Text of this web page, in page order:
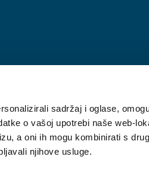
sadržaj i oglase,
o vašoj upotrebi naše web-
a oni ih mogu kombinirati s
njihove usluge.